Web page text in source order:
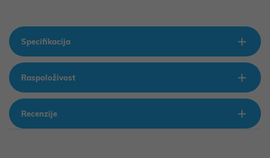
Specifikacija
Raspoloživost
Recenzije